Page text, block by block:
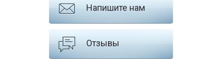
Напишите нам
Отзывы